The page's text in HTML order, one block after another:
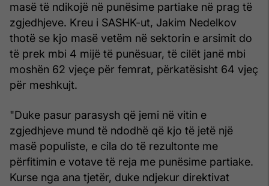
masë të ndikojë në punësime partiake në prag të
zgjedhjeve. Kreu i SASHK-ut, Jakim Nedelkov
thotë se kjo masë vetëm në sektorin e arsimit do
të prek mbi 4 mijë të punësuar, të cilët janë mbi
moshën 62 vjeçe për femrat, përkatësisht 64 vjeç
për meshkujt.
"Duke pasur parasysh që jemi në vitin e
zgjedhjeve mund të ndodhë që kjo të jetë një
masë populiste, e cila do të rezultonte me
përfitimin e votave të reja me punësime partiake.
Kurse nga ana tjetër, duke ndjekur direktivat